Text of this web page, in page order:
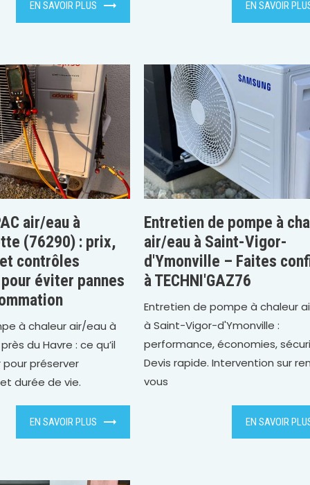
EN SAVOIR PLUS EN SAVOIR
air/eau à
(76290) : prix,
contrôles
éviter pannes
à chaleur air/eau à
du Havre : ce qu’il
préserver
durée de vie.
EN SAVOIR PLUS
Entretien de pompe à
air/eau à Saint-Vigor-
d'Ymonville – Faites
à TECHNI'GAZ76
Entretien de pompe à chaleur
à Saint-Vigor-d'Ymonville :
performance, économies,
Devis rapide. Intervention sur
vous
EN SAVOIR